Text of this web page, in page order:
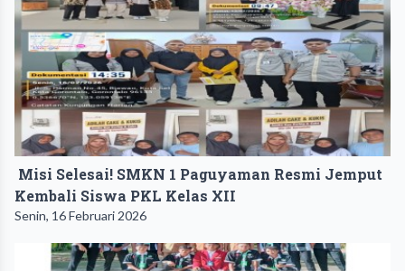
Misi Selesai! SMKN 1 Paguyaman Resmi Jemput
Kembali Siswa PKL Kelas XII
Senin, 16 Februari 2026